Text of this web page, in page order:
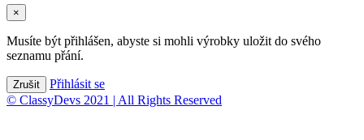
×
Musíte být přihlášen, abyste si mohli výrobky uložit do svého
seznamu přání.
Zrušit
Přihlásit se
© ClassyDevs 2021 | All Rights Reserved